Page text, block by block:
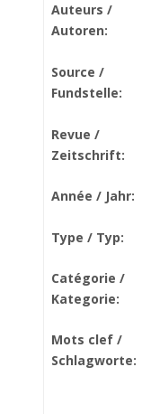
Auteurs /
Autoren:
Source /
Fundstelle:
Revue /
Zeitschrift:
Année / Jahr:
Type / Typ:
Catégorie /
Kategorie:
Mots clef /
Schlagworte: